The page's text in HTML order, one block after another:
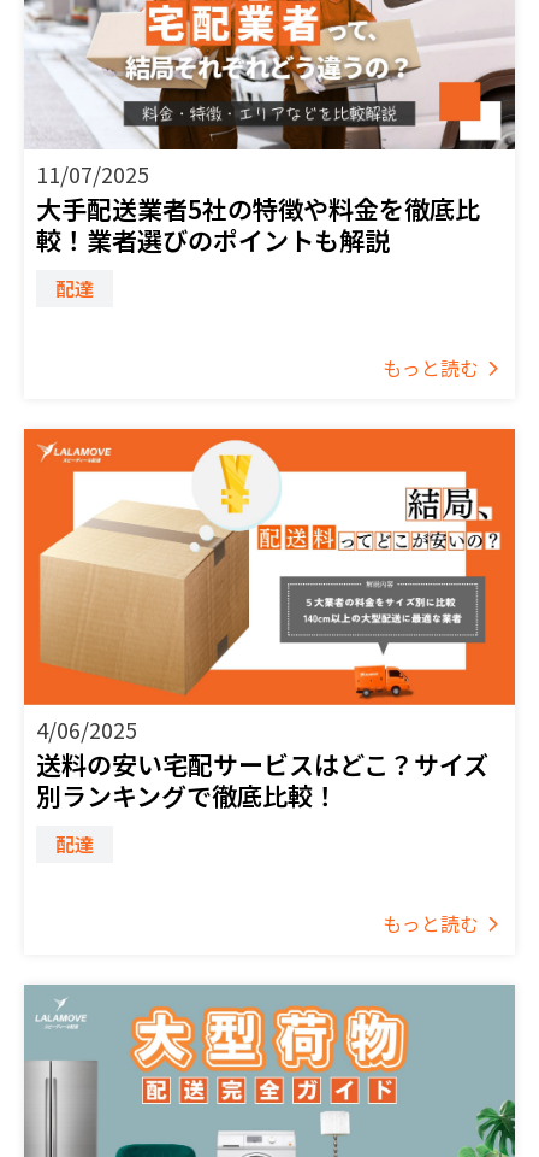
11/07/2025
大手配送業者5社の特徴や料金を徹底比
較！業者選びのポイントも解説
配達
もっと読む
4/06/2025
送料の安い宅配サービスはどこ？サイズ
別ランキングで徹底比較！
配達
もっと読む